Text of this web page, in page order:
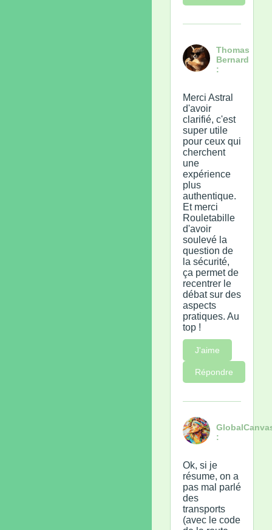
Thomas
Bernard
:
Merci Astral
d'avoir
clarifié, c'est
super utile
pour ceux qui
cherchent
une
expérience
plus
authentique.
Et merci
Rouletabille
d'avoir
soulevé la
question de
la sécurité,
ça permet de
recentrer le
débat sur des
aspects
pratiques. Au
top !
J'aime
Répondre
:
Ok, si je
résume, on a
pas mal parlé
des
transports
(avec le code